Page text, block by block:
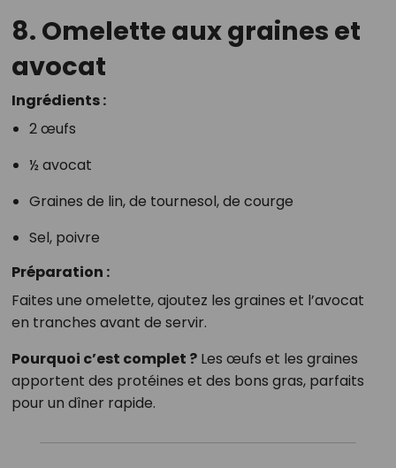
8. Omelette aux graines et
avocat
Ingrédients :
2 œufs
½ avocat
Graines de lin, de tournesol, de courge
Sel, poivre
Préparation :
Faites une omelette, ajoutez les graines et l’avocat
en tranches avant de servir.
Pourquoi c’est complet ?Les œufs et les graines
apportent des protéines et des bons gras, parfaits
pour un dîner rapide.